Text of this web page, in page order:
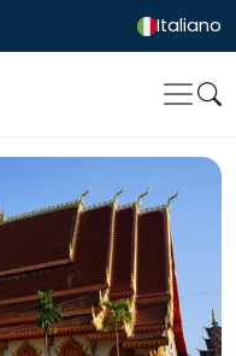
Italiano